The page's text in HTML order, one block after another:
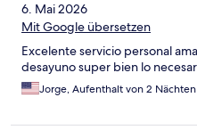
6. Mai 2026
Mit Google übersetzen
Excelente servicio personal
desayuno super bien lo
Jorge, Aufenthalt von 2 Nächten